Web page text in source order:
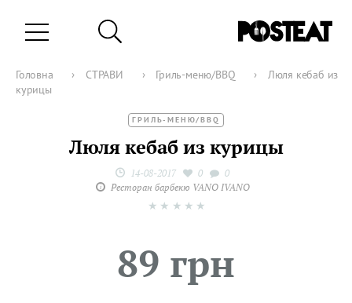
Головна › СТРАВИ › Гриль-меню/BBQ ›
Люля кебаб из
курицы
ГРИЛЬ-МЕНЮ/BBQ
Люля кебаб из курицы
14-08-2017 0
0
Ресторан барбекю VANO IVANO
★
★
★
★
★
89 грн